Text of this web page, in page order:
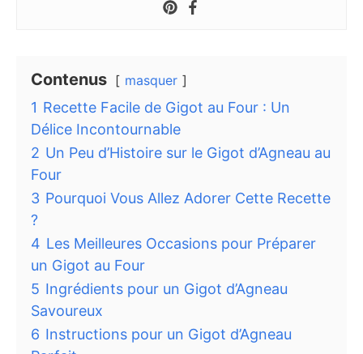
Contenus masquer
1 Recette Facile de Gigot au Four : Un
Délice Incontournable
2 Un Peu d’Histoire sur le Gigot d’Agneau au
Four
3 Pourquoi Vous Allez Adorer Cette Recette
?
4 Les Meilleures Occasions pour Préparer
un Gigot au Four
5 Ingrédients pour un Gigot d’Agneau
Savoureux
6 Instructions pour un Gigot d’Agneau